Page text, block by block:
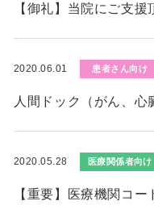
【御礼】当院にご支
2020.06.01 患者さん向け
人間ドック（がん、
2020.05.28 医療関係者向け
【重要】医療機関コ